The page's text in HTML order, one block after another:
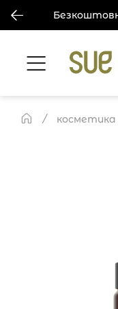
косметика